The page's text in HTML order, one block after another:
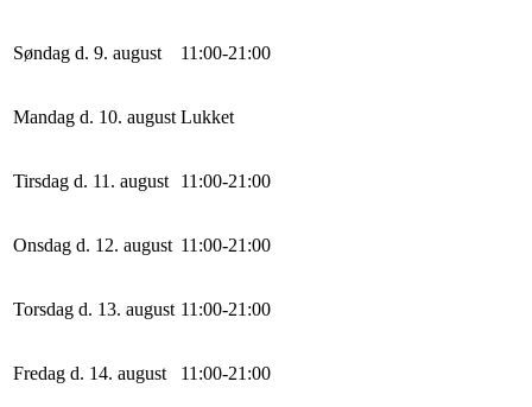
Søndag d. 9. august 11 :00-21 :00
Mandag d. 10. august Lukket
Tirsdag d. 11. august 11 :00-21 :00
Onsdag d. 12. august 11 :00-21 :00
Torsdag d. 13. august 11 :00-21 :00
Fredag d. 14. august 11 :00-21 :00